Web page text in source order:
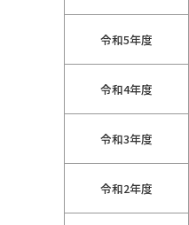
令和5年度
令和4年度
令和3年度
令和2年度